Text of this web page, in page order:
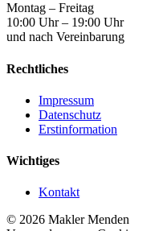
Montag – Freitag
10:00 Uhr – 19:00 Uhr
und nach Vereinbarung
Rechtliches
Impressum
Datenschutz
Erstinformation
Wichtiges
Kontakt
© 2026 Makler Menden